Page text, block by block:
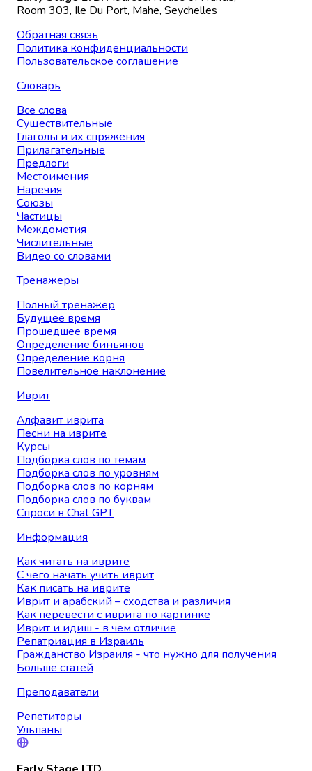
Room 303, Ile Du Port, Mahe, Seychelles
Обратная связь
Политика конфиденциальности
Пользовательское соглашение
Словарь
Все слова
Существительные
Глаголы и их спряжения
Прилагательные
Предлоги
Местоимения
Наречия
Союзы
Частицы
Междометия
Числительные
Видео со словами
Тренажеры
Полный тренажер
Будущее время
Прошедшее время
Определение биньянов
Определение корня
Повелительное наклонение
Иврит
Алфавит иврита
Песни на иврите
Курсы
Подборка слов по темам
Подборка слов по уровням
Подборка слов по корням
Подборка слов по буквам
Спроси в Chat GPT
Информация
Как читать на иврите
С чего начать учить иврит
Как писать на иврите
Иврит и арабский – сходства и различия
Как перевести с иврита по картинке
Иврит и идиш - в чем отличие
Репатриация в Израиль
Гражданство Израиля - что нужно для получения
Больше статей
Преподаватели
Репетиторы
Ульпаны